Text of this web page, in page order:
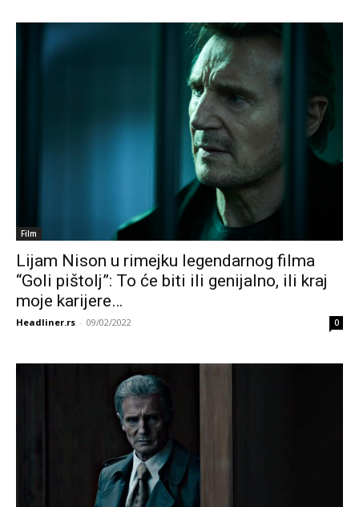
Film
Lijam Nison u rimejku legendarnog filma
“Goli pištolj”: To će biti ili genijalno, ili kraj
moje karijere…
Headliner.rs - 09/02/2022 0